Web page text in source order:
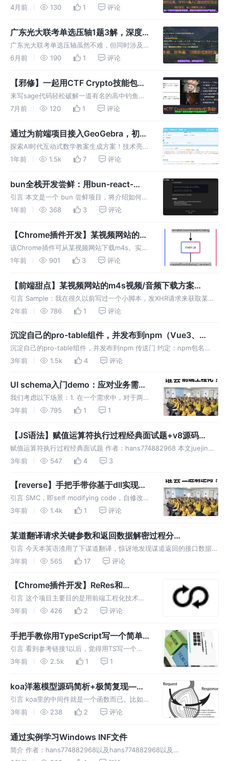
知识介绍
频选择了buu和青岑CTF平台的5道简单的RSA
掌握一些入门级的数论知识~
4月前 130 1 评论
广东光大联考单选压轴1题3解，深度解
析！解法3用到Grobner基
广东光大联考单选压轴虽然不难，但同时涉及
了：n项的完全平方公式，用复数技能包求sin、
基。而且体现了对称性之美。可以说是审美价
值、训练价值都拉满~
6月前 190 1 评论
【邪修】一起用CTF Crypto技能包破
解这道高中钓鱼题！
来写sage代码轻松破解一道有名的高中钓鱼题
助助兴！涉及的高等数学工具：拉格朗日乘数
仔细挑选了理解代码所需的最少知识，保证大街
上随便抓名高中牲都能听懂！
7月前 120 1 评论
通过为前端项目接入GeoGebra，初步
研究AI时代数学教案的生成方案（已部
署GitHub Pages）
探索AI时代互动式数学教案生成方案！技术亮
点：封装GeoGebra组件、支持Markdown
展开）、Vite虚拟模块、framer-motion……
1年前 1.5k 7 评论
bun全栈开发尝鲜：用bun-react-
template实现Markdown文章展示
引言 本文是一个 bun 尝鲜项目，将介绍如何使
用 bun-react-template 创建一个简单的全栈应
1年前 368 3 评论
【Chrome插件开发】某视频网站的
m4s视频/音频下载方案，及其
Chrome插件实现-v250415
该Chrome插件可从某视频网站下载m4s。实现
右键点击菜单触发弹窗、URL列表展示、文件
析JS获取m4s URL、多行文本省略的技术选型
1年前 901 3 评论
【前端甜点】某视频网站的m4s视频/音频下载方案
（20240420）
引言 Sample：我在很久以前写过一个小脚本，发XHR请求来获取某视
频网站的m4s视频和音频：从20年到上个月为止，it just works well。
2年前 786 1 评论
沉淀自己的pro-table组件，并发布到npm（Vue3、
element-plus）
沉淀自己的pro-table组件，并发布到npm 传送门 约定：npm包名
vue3-el-pro-table，引用vue3-el-pro-table的包名为“本项目”。 声
3年前 1.5k 4 评论
UI schema入门demo：应对业务需求
变化的强力武器
我们考虑以下场景：1. 在一个需求中，对于两种
不同角色的用户，需要展示的UI骨架大同小异
同。2. 对于两个开发时间线大致相同的不同需
求，需要展示的UI骨架大同
3年前 795 1 1
【JS语法】赋值运算符执行过程经典面试题+v8源码
AssignmentExpression Parser和字节码生成过程浅析
赋值运算符执行过程经典面试题 作者：hans774882968 本文juejin：
做这题只需要背下一个结论：JS引擎是怎样计算一般的赋值表达式A =
3年前 547 4 3
【reverse】手把手带你基于dll实现多
次SMC
引言 SMC，即self modifying code，自修改代
码，逆向入门SMC可以看一下我的题解。我打
jocker的SMC方案。这个方案不需要用到汇
编，因此
3年前 1.4k 1 评论
某道翻译请求关键参数和返回数据解密过程分
析-20230405
引言 今天本英语渣用了下谋道翻译，惊讶地发现谋道返回的接口数据是
加密的。想着我已经很久没碰逆向了，那就来研究一下吧，顺便水篇入
3年前 565 17 评论
【Chrome插件开发】ReRes和
request-interceptor源码赏析+复现
+插件开发完整解决方案
引言 这个项目主要目的是用前端工程化技术栈
复现ReRes和request-interceptor，希望将两
端开发调试常用工具，提供了多种修改
3年前 426 2 评论
手把手教你用TypeScript写一个简单
的eslint插件并发布到npm
引言 看到参考链接1以后，觉得用TS写一个
eslint插件应该很简单，尝试下来确实如此。 前
过单测用例。
3年前 2.5k 1 1
koa洋葱模型源码简析+极简复现——
简单的递归
引言 koa里的中间件就是一个函数而已。比如：
洋葱模型： 执行node index.js，请求3001端
3年前 238 2 评论
通过实例学习Windows INF文件
简介 作者：hans774882968以及hans774882968以及